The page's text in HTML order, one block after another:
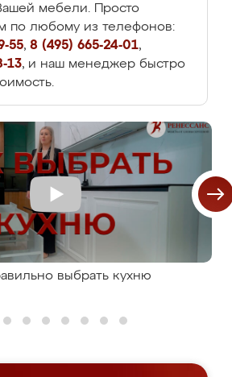
мебели. Просто
по любому из телефонов:
55, 8 (495) 665-24-01,
13, и наш менеджер быстро
выбрать кухню